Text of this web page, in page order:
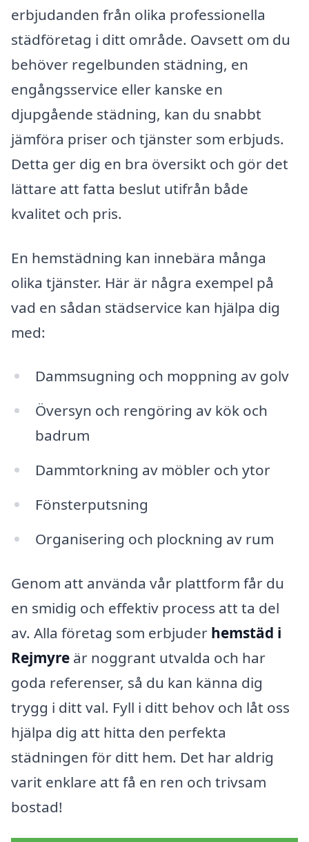
erbjudanden från olika professionella
städföretag i ditt område. Oavsett om du
behöver regelbunden städning, en
engångsservice eller kanske en
djupgående städning, kan du snabbt
jämföra priser och tjänster som erbjuds.
Detta ger dig en bra översikt och gör det
lättare att fatta beslut utifrån både
kvalitet och pris.
En hemstädning kan innebära många
olika tjänster. Här är några exempel på
vad en sådan städservice kan hjälpa dig
med:
Dammsugning och moppning av golv
Översyn och rengöring av kök och
badrum
Dammtorkning av möbler och ytor
Fönsterputsning
Organisering och plockning av rum
Genom att använda vår plattform får du
en smidig och effektiv process att ta del
av. Alla företag som erbjuder hemstäd i
Rejmyre är noggrant utvalda och har
goda referenser, så du kan känna dig
trygg i ditt val. Fyll i ditt behov och låt oss
hjälpa dig att hitta den perfekta
städningen för ditt hem. Det har aldrig
varit enklare att få en ren och trivsam
bostad!